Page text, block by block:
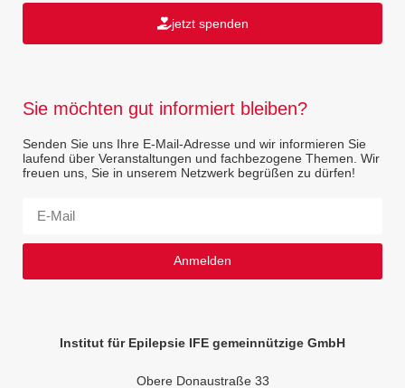
jetzt spenden
Sie möchten gut informiert bleiben?
Senden Sie uns Ihre E-Mail-Adresse und wir informieren Sie
laufend über Veranstaltungen und fachbezogene Themen. Wir
freuen uns, Sie in unserem Netzwerk begrüßen zu dürfen!
Anmelden
Institut für Epilepsie IFE gemeinnützige GmbH
Obere Donaustraße 33